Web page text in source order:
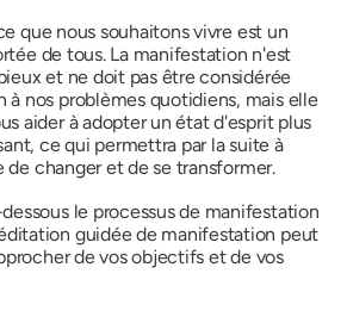
que nous souhaitons vivre est un
de tous. La manifestation n'est
et ne doit pas être considérée
à nos problèmes quotidiens, mais elle
aider à adopter un état d'esprit plus
ce qui permettra par la suite à
de changer et de se transformer.
le processus de manifestation
guidée de manifestation peut
de vos objectifs et de vos